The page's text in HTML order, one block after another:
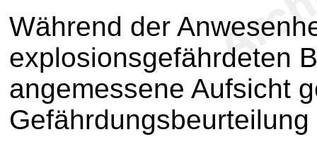
Während der
explosionsgefährdeten
angemessene Aufsicht